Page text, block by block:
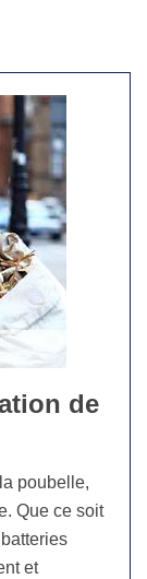
de
poubelle,
Que ce soit
et